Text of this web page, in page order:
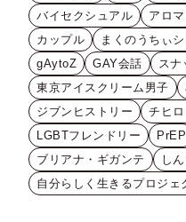
バイセクシュアル
アロ
カップル
まくのうちぃ
gAytoZ
GAY会話 スナ
東京アイスクリーム男子
ジブンヒストリー
チヒ
LGBTフレンドリー
PrEP
ブリアナ・ギガンテ
し
自分らしく生きるプロジェ